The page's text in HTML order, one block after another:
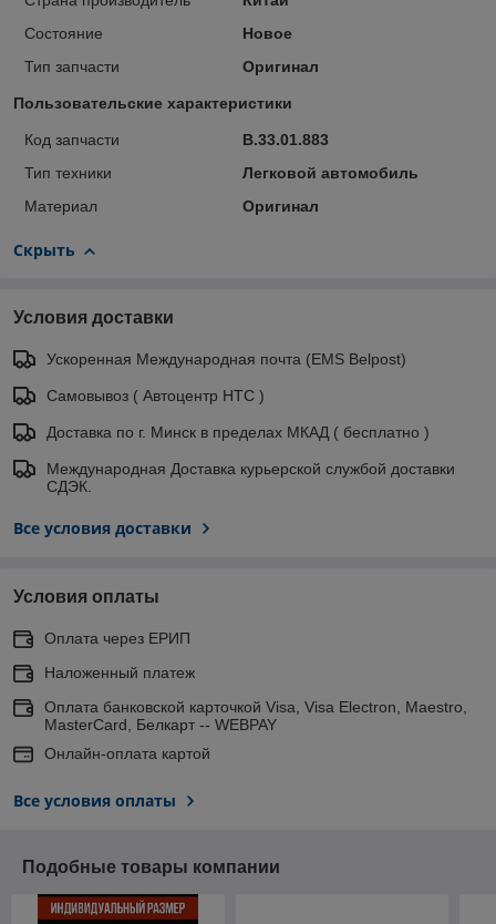
Состояние
Новое
Тип запчасти
Оригинал
Пользовательские характеристики
Код запчасти
B.33.01.883
Тип техники
Легковой автомобиль
Материал
Оригинал
Скрыть
Условия доставки
Ускоренная Международная почта (EMS Belpost)
Самовывоз ( Автоцентр НТС )
Доставка по г. Минск в пределах МКАД ( бесплатно )
Международная Доставка курьерской службой доставки
СДЭК.
Все условия доставки
Условия оплаты
Оплата через ЕРИП
Наложенный платеж
Оплата банковской карточкой Visa, Visa Electron, Maestro,
MasterCard, Белкарт -- WEBPAY
Онлайн-оплата картой
Все условия оплаты
Подобные товары компании